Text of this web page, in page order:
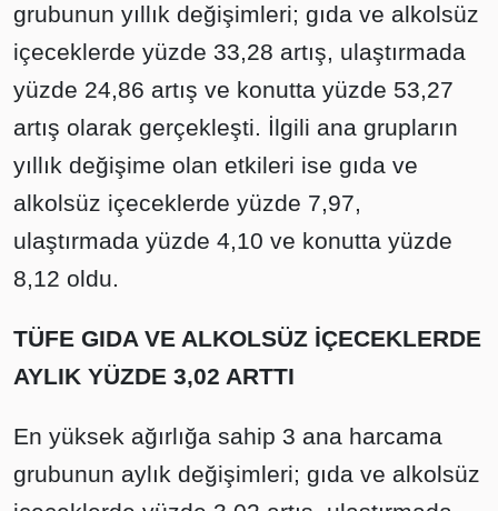
grubunun yıllık değişimleri; gıda ve alkolsüz
içeceklerde yüzde 33,28 artış, ulaştırmada
yüzde 24,86 artış ve konutta yüzde 53,27
artış olarak gerçekleşti. İlgili ana grupların
yıllık değişime olan etkileri ise gıda ve
alkolsüz içeceklerde yüzde 7,97,
ulaştırmada yüzde 4,10 ve konutta yüzde
8,12 oldu.
TÜFE GIDA VE ALKOLSÜZ İÇECEKLERDE
AYLIK YÜZDE 3,02 ARTTI
En yüksek ağırlığa sahip 3 ana harcama
grubunun aylık değişimleri; gıda ve alkolsüz